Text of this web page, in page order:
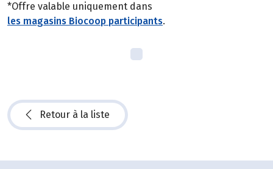
*Offre valable uniquement dans
les magasins Biocoop participants.
Retour à la liste